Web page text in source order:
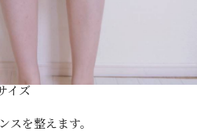
イズ
スを整えます。